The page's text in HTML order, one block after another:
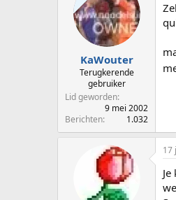
KaWouter
Terugkerende
gebruiker
Lid geworden
9 mei 2002
Berichten
1.032
17